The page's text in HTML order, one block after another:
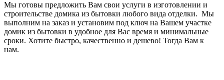
Мы готовы предложить Вам свои услуги в изготовлении и
строительстве домика из бытовки любого вида отделки. Мы
выполним на заказ и установим под ключ на Вашем участке
домик из бытовки в удобное для Вас время и минимальные
сроки. Хотите быстро, качественно и дешево! Тогда Вам к
нам.